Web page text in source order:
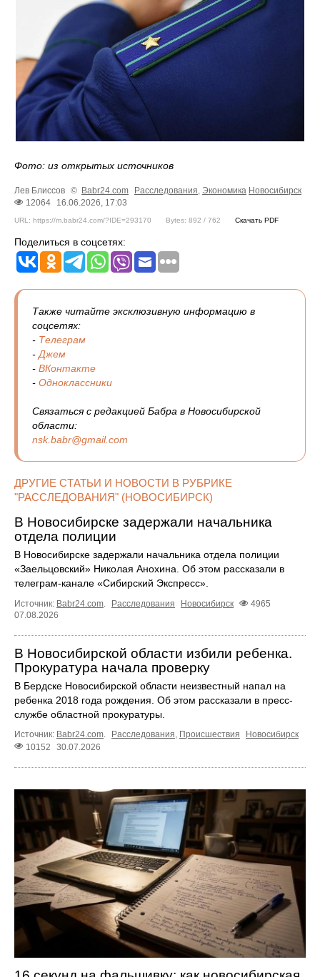
Фото: из открытых источников
Лев Блиссов © Babr24.com Расследования, Экономика Новосибирск
12064
16.06.2026, 17:03
URL: https://m.babr24.com/?IDE=293170 Bytes: 892 / 762 Скачать PDF
Поделиться в соцсетях:
Также читайте эксклюзивную информацию в
соцсетях:
- Телеграм
-Джем
- ВКонтакте
- Одноклассники
Связаться с редакцией Бабра в Новосибирской
области:
nsk.babr@gmail.com
ДРУГИЕ СТАТЬИ И НОВОСТИ В РУБРИКЕ
"РАССЛЕДОВАНИЯ" (НОВОСИБИРСК)
В Новосибирске задержали начальника
отдела полиции
В Новосибирске задержали начальника отдела полиции
«Заельцовский» Николая Анохина. Об этом рассказали в
телеграм-канале «Сибирский Экспресс».
Источник: Babr24.com. Расследования Новосибирск
4965
07.08.2026
В Новосибирской области избили ребенка.
Прокуратура начала проверку
В Бердске Новосибирской области неизвестный напал на
ребенка 2018 года рождения. Об этом рассказали в пресс-
службе областной прокуратуры.
Источник: Babr24.com. Расследования, Происшествия
Новосибирск
10152
30.07.2026